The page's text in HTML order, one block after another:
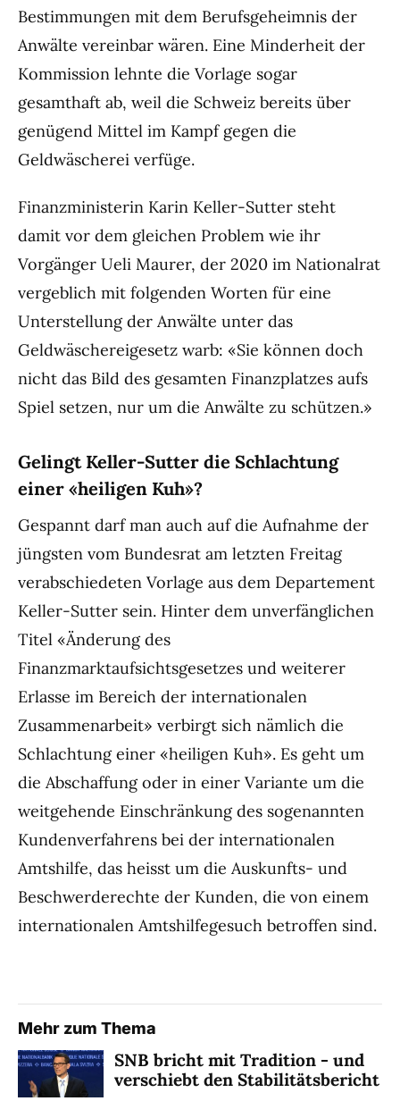
Bestimmungen mit dem Berufsgeheimnis der
Anwälte vereinbar wären. Eine Minderheit der
Kommission lehnte die Vorlage sogar
gesamthaft ab, weil die Schweiz bereits über
genügend Mittel im Kampf gegen die
Geldwäscherei verfüge.
Finanzministerin Karin Keller-Sutter steht
damit vor dem gleichen Problem wie ihr
Vorgänger Ueli Maurer, der 2020 im Nationalrat
vergeblich mit folgenden Worten für eine
Unterstellung der Anwälte unter das
Geldwäschereigesetz warb: «Sie können doch
nicht das Bild des gesamten Finanzplatzes aufs
Spiel setzen, nur um die Anwälte zu schützen.»
Gelingt Keller-Sutter die Schlachtung
einer «heiligen Kuh»?
Gespannt darf man auch auf die Aufnahme der
jüngsten vom Bundesrat am letzten Freitag
verabschiedeten Vorlage aus dem Departement
Keller-Sutter sein. Hinter dem unverfänglichen
Titel «Änderung des
Finanzmarktaufsichtsgesetzes und weiterer
Erlasse im Bereich der internationalen
Zusammenarbeit» verbirgt sich nämlich die
Schlachtung einer «heiligen Kuh». Es geht um
die Abschaffung oder in einer Variante um die
weitgehende Einschränkung des sogenannten
Kundenverfahrens bei der internationalen
Amtshilfe, das heisst um die Auskunfts- und
Beschwerderechte der Kunden, die von einem
internationalen Amtshilfegesuch betroffen sind.
Mehr zum Thema
SNB bricht mit Tradition - und
verschiebt den Stabilitätsbericht